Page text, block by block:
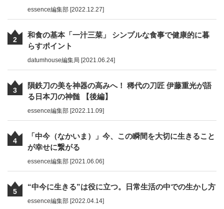
essence編集部 [2022.12.27]
2
和食の基本「一汁三菜」 シンプルな食事で健康的に暮
らすポイント
datumhouse編集局 [2021.06.24]
3
隕鉄刀の美を神器の高みへ！ 稀代の刀匠 伊藤重光が語
る日本刀の神髄 【後編】
essence編集部 [2022.11.09]
4
「中今（なかいま）」今、この瞬間を大切に生きること
が幸せに繋がる
essence編集部 [2021.06.06]
5
“中今に生きる”は役に立つ。日常生活の中での生かし方
essence編集部 [2022.04.14]